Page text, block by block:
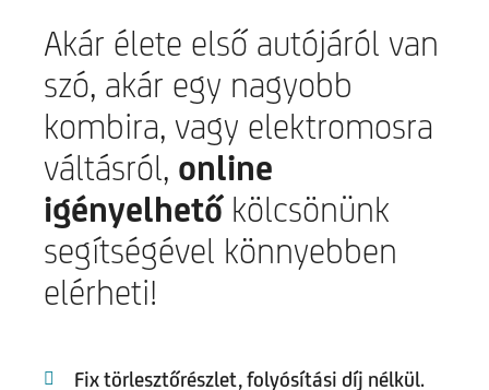
Akár élete első autójáról van
szó, akár egy nagyobb
kombira, vagy elektromosra
váltásról, online
igényelhető kölcsönünk
segítségével könnyebben
elérheti!
Fix törlesztőrészlet, folyósítási díj nélkül.